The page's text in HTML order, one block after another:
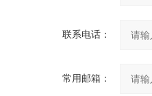
联系电话：
常用邮箱：